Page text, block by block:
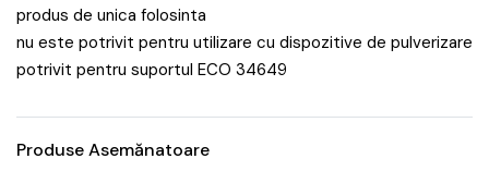
produs de unica folosinta
nu este potrivit pentru utilizare cu dispozitive de pulverizare
potrivit pentru suportul ECO 34649
Produse Asemănatoare